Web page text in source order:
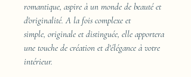
romantique, aspire à un monde de beauté et
d'originalité. A la fois complexe et
simple, originale et distinguée, elle apportera
une touche de création et d'élégance à votre
intérieur.